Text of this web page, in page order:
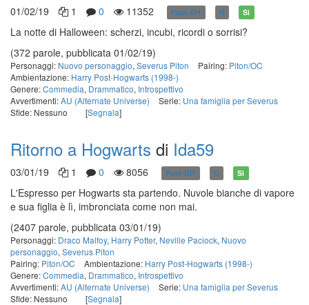
01/02/19 1 0 11352 Post-DH G Sì
La notte di Halloween: scherzi, incubi, ricordi o sorrisi?
(372 parole, pubblicata 01/02/19)
Personaggi: Nuovo personaggio, Severus Piton Pairing: Piton/OC
Ambientazione: Harry Post-Hogwarts (1998-)
Genere:Commedia, Drammatico, Introspettivo
Avvertimenti:AU (Alternate Universe) Serie: Una famiglia per Severus
Sfide: Nessuno
[Segnala]
Ritorno a Hogwarts di Ida59
03/01/19 1 0 8056 Post-DH G Sì
L'Espresso per Hogwarts sta partendo. Nuvole bianche di vapore
e sua figlia è lì, imbronciata come non mai.
(2407 parole, pubblicata 03/01/19)
Personaggi: Draco Malfoy, Harry Potter, Neville Paciock, Nuovo
personaggio, Severus Piton
Pairing: Piton/OC Ambientazione: Harry Post-Hogwarts (1998-)
Genere:Commedia, Drammatico, Introspettivo
Avvertimenti:AU (Alternate Universe) Serie: Una famiglia per Severus
Sfide: Nessuno
[Segnala]